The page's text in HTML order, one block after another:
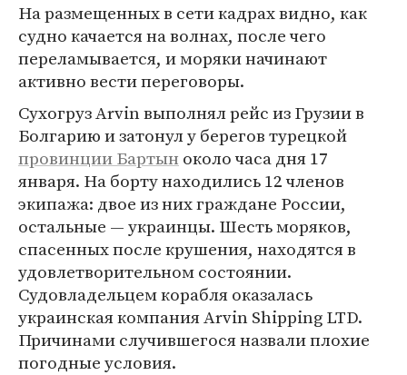
На размещенных в сети кадрах видно, как
судно качается на волнах, после чего
переламывается, и моряки начинают
активно вести переговоры.
Сухогруз Arvin выполнял рейс из Грузии в
Болгарию и затонул у берегов турецкой
провинции Бартын около часа дня 17
января. На борту находились 12 членов
экипажа: двое из них граждане России,
остальные — украинцы. Шесть моряков,
спасенных после крушения, находятся в
удовлетворительном состоянии.
Судовладельцем корабля оказалась
украинская компания Arvin Shipping LTD.
Причинами случившегося назвали плохие
погодные условия.